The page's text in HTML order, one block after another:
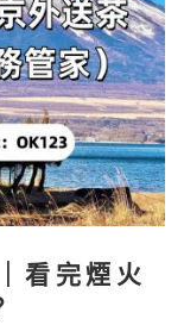
看完煙火